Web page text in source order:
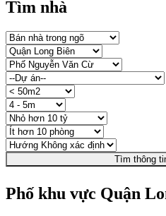
Tìm nhà
Tìm thông
Phố khu vực Quận